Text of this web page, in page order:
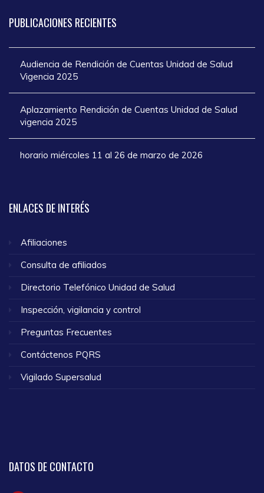
PUBLICACIONES RECIENTES
Audiencia de Rendición de Cuentas Unidad de Salud
Vigencia 2025
Aplazamiento Rendición de Cuentas Unidad de Salud
vigencia 2025
horario miércoles 11 al 26 de marzo de 2026
ENLACES DE INTERÉS
Afiliaciones
Consulta de afiliados
Directorio Telefónico Unidad de Salud
Inspección, vigilancia y control
Preguntas Frecuentes
Contáctenos PQRS
Vigilado Supersalud
DATOS DE CONTACTO